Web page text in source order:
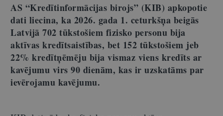
AS “Kredītinformācijas birojs” (KIB) apkopotie
dati liecina, ka 2026. gada 1. ceturkšņa beigās
Latvijā 702 tūkstošiem fizisko personu bija
aktīvas kredītsaistības, bet 152 tūkstošiem jeb
22% kredītņēmēju bija vismaz viens kredīts ar
kavējumu virs 90 dienām, kas ir uzskatāms par
ievērojamu kavējumu.